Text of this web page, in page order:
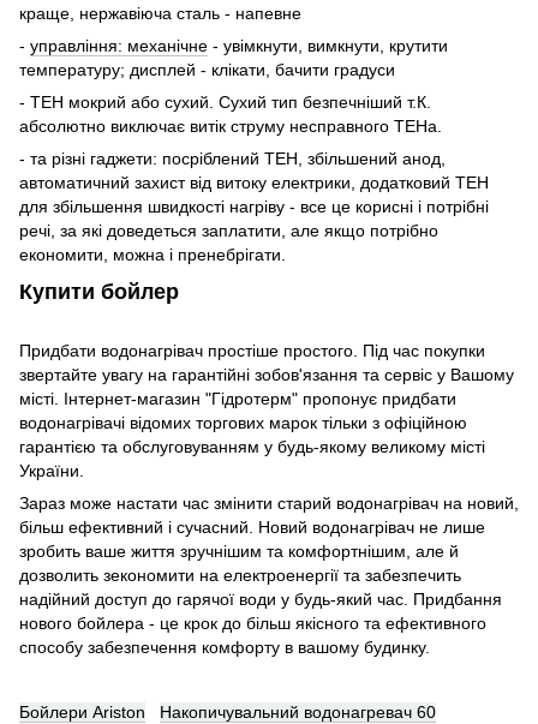
краще, нержавіюча сталь - напевне
- управління: механічне - увімкнути, вимкнути, крутити
температуру; дисплей - клікати, бачити градуси
- ТЕН мокрий або сухий. Сухий тип безпечніший т.К.
абсолютно виключає витік струму несправного ТЕНа.
- та різні гаджети: посріблений ТЕН, збільшений анод,
автоматичний захист від витоку електрики, додатковий ТЕН
для збільшення швидкості нагріву - все це корисні і потрібні
речі, за які доведеться заплатити, але якщо потрібно
економити, можна і пренебрігати.
Купити бойлер
Придбати водонагрівач простіше простого. Під час покупки
звертайте увагу на гарантійні зобов'язання та сервіс у Вашому
місті. Інтернет-магазин "Гідротерм" пропонує придбати
водонагрівачі відомих торгових марок тільки з офіційною
гарантією та обслуговуванням у будь-якому великому місті
України.
Зараз може настати час змінити старий водонагрівач на новий,
більш ефективний і сучасний. Новий водонагрівач не лише
зробить ваше життя зручнішим та комфортнішим, але й
дозволить зекономити на електроенергії та забезпечить
надійний доступ до гарячої води у будь-який час. Придбання
нового бойлера - це крок до більш якісного та ефективного
способу забезпечення комфорту в вашому будинку.
Бойлери Ariston
Накопичувальний водонагревач 60